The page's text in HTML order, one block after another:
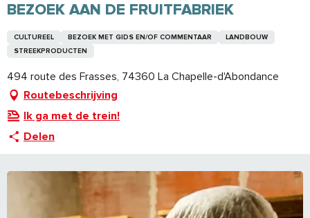
BEZOEK AAN DE FRUITFABRIEK
CULTUREEL BEZOEK MET GIDS EN/OF COMMENTAAR
LANDBOUW
STREEKPRODUCTEN
494 route des Frasses, 74360 La Chapelle-d'Abondance
Routebeschrijving
Ik ga met de trein!
Delen